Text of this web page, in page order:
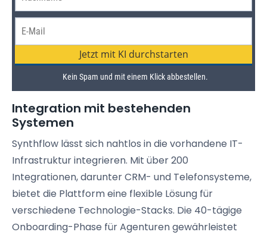
Integration mit bestehenden
Systemen
Synthflow lässt sich nahtlos in die vorhandene IT-
Infrastruktur integrieren. Mit über 200
Integrationen, darunter CRM- und Telefonsysteme,
bietet die Plattform eine flexible Lösung für
verschiedene Technologie-Stacks. Die 40-tägige
Onboarding-Phase für Agenturen gewährleistet